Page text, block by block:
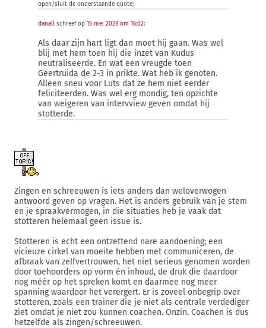
open/sluit de onderstaande quote:
danall schreef op 15 mei 2023 om 16:02:
Als daar zijn hart ligt dan moet hij gaan. Was wel
blij met hem toen hij die inzet van Kudus
neutraliseerde. En wat een vreugde toen
Geertruida de 2-3 in prikte. Wat heb ik genoten.
Alleen sneu voor Luts dat ze hem niet eerder
feliciteerden. Was wel erg mondig, ten opzichte
van weigeren van intervview geven omdat hij
stotterde.
Zingen en schreeuwen is iets anders dan weloverwogen
antwoord geven op vragen. Het is anders gebruik van je stem
en je spraakvermogen, in die situaties heb je vaak dat
stotteren helemaal geen issue is.
Stotteren is echt een ontzettend nare aandoening; een
vicieuze cirkel van moeite hebben met communiceren, de
afbraak van zelfvertrouwen, het niet serieus genomen worden
door toehoorders op vorm én inhoud, de druk die daardoor
nog méér op het spreken komt en daarmee nog meer
spanning waardoor het verergert. Er is zoveel onbegrip over
stotteren, zoals een trainer die je niet als centrale verdediger
ziet omdat je niet zou kunnen coachen. Onzin. Coachen is dus
hetzelfde als zingen/schreeuwen.